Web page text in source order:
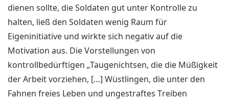
dienen sollte, die Soldaten gut unter Kontrolle zu
halten, ließ den Soldaten wenig Raum für
Eigeninitiative und wirkte sich negativ auf die
Motivation aus. Die Vorstellungen von
kontrollbedürftigen „Taugenichtsen, die die Müßigkeit
der Arbeit vorziehen, […] Wüstlingen, die unter den
Fahnen freies Leben und ungestraftes Treiben